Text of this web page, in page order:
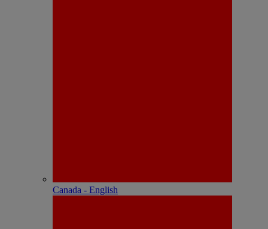
Canada - English